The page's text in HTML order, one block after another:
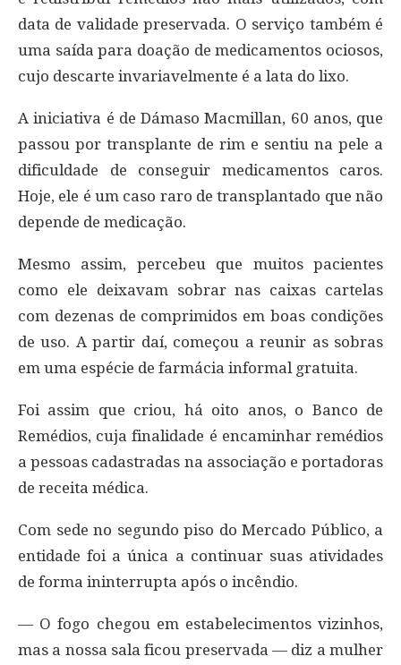
data de validade preservada. O serviço também é
uma saída para doação de medicamentos ociosos,
cujo descarte invariavelmente é a lata do lixo.
A iniciativa é de Dámaso Macmillan, 60 anos, que
passou por transplante de rim e sentiu na pele a
dificuldade de conseguir medicamentos caros.
Hoje, ele é um caso raro de transplantado que não
depende de medicação.
Mesmo assim, percebeu que muitos pacientes
como ele deixavam sobrar nas caixas cartelas
com dezenas de comprimidos em boas condições
de uso. A partir daí, começou a reunir as sobras
em uma espécie de farmácia informal gratuita.
Foi assim que criou, há oito anos, o Banco de
Remédios, cuja finalidade é encaminhar remédios
a pessoas cadastradas na associação e portadoras
de receita médica.
Com sede no segundo piso do Mercado Público, a
entidade foi a única a continuar suas atividades
de forma ininterrupta após o incêndio.
— O fogo chegou em estabelecimentos vizinhos,
mas a nossa sala ficou preservada — diz a mulher